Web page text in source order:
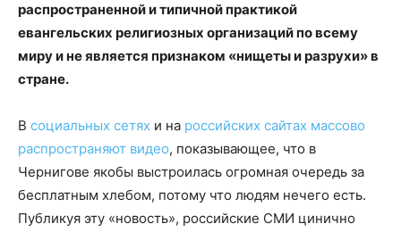
распространенной и типичной практикой
евангельских религиозных организаций по всему
миру и не является признаком «нищеты и разрухи» в
стране.
В социальных сетях и на российских сайтах массово
распространяют видео, показывающее, что в
Чернигове якобы выстроилась огромная очередь за
бесплатным хлебом, потому что людям нечего есть.
Публикуя эту «новость», российские СМИ цинично